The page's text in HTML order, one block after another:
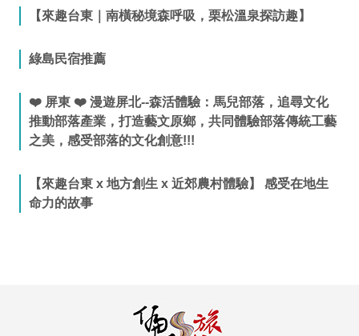
【來趣台東｜南橫秘境森呼吸，栗松溫泉探訪趣】
綠島民宿推薦
❤️ 屏東 ❤️ 漫遊屏北--森活體驗：馬兒部落，追尋文化
推動部落產業，打造藝文原鄉，共同體驗部落傳統工藝
之美，感受部落的文化創意!!!
【來趣台東 x 地方創生 x 近郊農村體驗】 感受在地生
命力的故事